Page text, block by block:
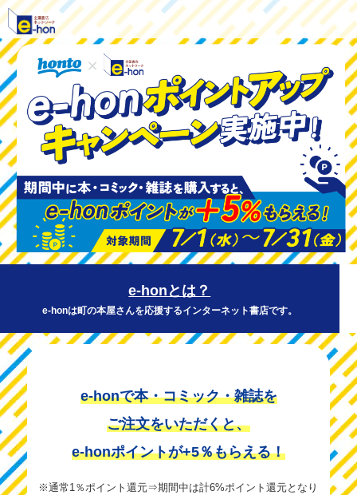
e-honとは？
e-honは町の本屋さんを応援するインターネット書店です。
e-honで本・コミック・雑誌を
ご注文をいただくと、
e-honポイントが+5％もらえる！
※通常1％ポイント還元⇒期間中は計6%ポイント還元となり